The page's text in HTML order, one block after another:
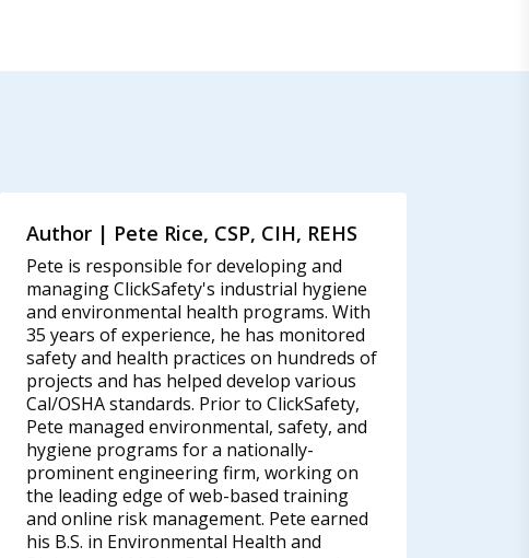
Author | Pete Rice, CSP, CIH, REHS
Pete is responsible for developing and
managing ClickSafety's industrial hygiene
and environmental health programs. With
35 years of experience, he has monitored
safety and health practices on hundreds of
projects and has helped develop various
Cal/OSHA standards. Prior to ClickSafety,
Pete managed environmental, safety, and
hygiene programs for a nationally-
prominent engineering firm, working on
the leading edge of web-based training
and online risk management. Pete earned
his B.S. in Environmental Health and